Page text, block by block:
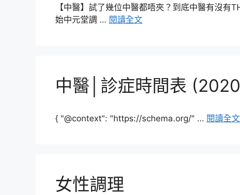
【中醫】試了幾位中醫都唔夾？到底中醫有沒有
始中元堂調 … 閱讀全文
中醫│診症時間表
{ "@context": "https://schema.org/" … 閱讀全文
女性調理